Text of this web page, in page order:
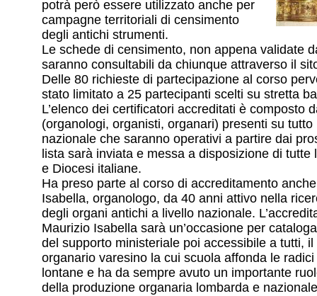
potrà però essere utilizzato anche per
campagne territoriali di censimento
degli antichi strumenti.
Le schede di censimento, non appena validate
saranno consultabili da chiunque attraverso il
Delle 80 richieste di partecipazione al corso
stato limitato a 25 partecipanti scelti su stretta
L’elenco dei certificatori accreditati è composto
(organologi, organisti, organari) presenti su tutto
nazionale che saranno operativi a partire dai
lista sarà inviata e messa a disposizione di tutte
e Diocesi italiane.
Ha preso parte al corso di accreditamento
Isabella, organologo, da 40 anni attivo nella
degli organi antichi a livello nazionale.
Maurizio Isabella sarà un’occasione per
del supporto ministeriale poi accessibile a tutti,
organario varesino la cui scuola affonda le
lontane e ha da sempre avuto un importante
della produzione organaria lombarda e